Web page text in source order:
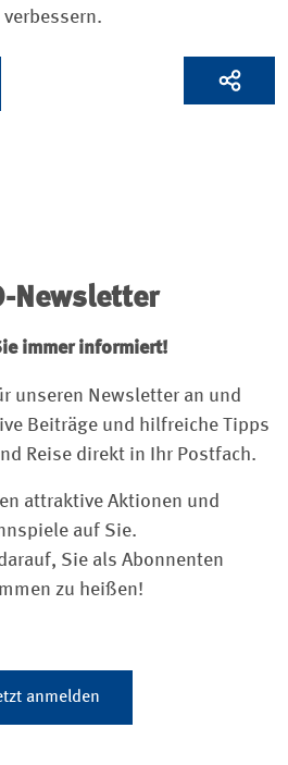
Newsletter
immer informiert!
unseren Newsletter an und
Beiträge und hilfreiche Tipps
Reise direkt in Ihr Postfach.
attraktive Aktionen und
auf Sie.
Sie als Abonnenten
zu heißen!
anmelden